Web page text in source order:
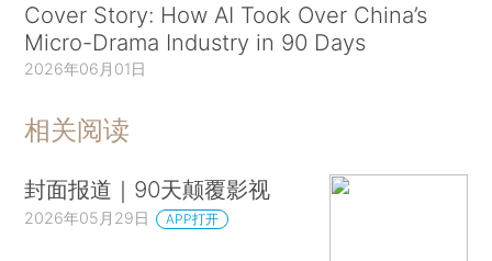
Cover Story: How AI Took Over China’s
Micro-Drama Industry in 90 Days
2026年06月01日
相关阅读
封面报道｜90天颠覆影视
2026年05月29日 APP打开